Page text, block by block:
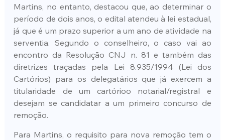
Martins, no entanto, destacou que, ao determinar o
período de dois anos, o edital atendeu à lei estadual,
já que é um prazo superior a um ano de atividade na
serventia. Segundo o conselheiro, o caso vai ao
encontro da Resolução CNJ n. 81 e também das
diretrizes traçadas pela Lei 8.935/1994 (Lei dos
Cartórios) para os delegatários que já exercem a
titularidade de um cartórioo notarial/registral e
desejam se candidatar a um primeiro concurso de
remoção.
Para Martins, o requisito para nova remoção tem o